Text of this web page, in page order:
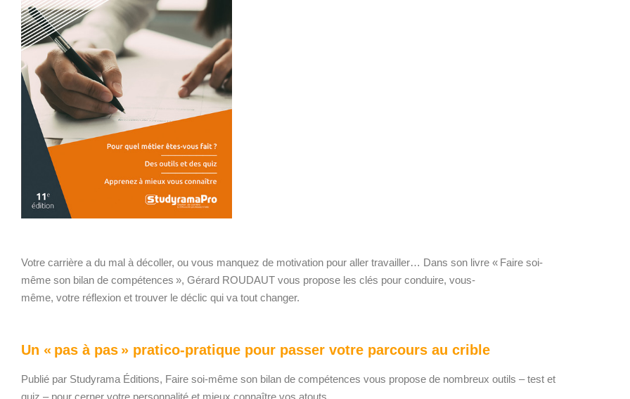
Votre carrière a du mal à décoller, ou vous manquez de motivation pour aller travailler… Dans son livre « Faire soi-
même son bilan de compétences », Gérard ROUDAUT vous propose les clés pour conduire, vous-
même, votre réflexion et trouver le déclic qui va tout changer.
Un « pas à pas » pratico-pratique pour passer votre parcours au crible
Publié par Studyrama Éditions, Faire soi-même son bilan de compétences vous propose de nombreux outils – test et
quiz – pour cerner votre personnalité et mieux connaître vos atouts.